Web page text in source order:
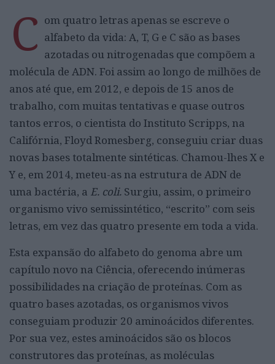
C om quatro letras apenas se escreve o
alfabeto da vida: A, T, G e C são as bases
azotadas ou nitrogenadas que compõem a
molécula de ADN. Foi assim ao longo de milhões de
anos até que, em 2012, e depois de 15 anos de
trabalho, com muitas tentativas e quase outros
tantos erros, o cientista do Instituto Scripps, na
Califórnia, Floyd Romesberg, conseguiu criar duas
novas bases totalmente sintéticas. Chamou-lhes X e
Y e, em 2014, meteu-as na estrutura de ADN de
uma bactéria, a E. coli. Surgiu, assim, o primeiro
organismo vivo semissintético, “escrito” com seis
letras, em vez das quatro presente em toda a vida.
Esta expansão do alfabeto do genoma abre um
capítulo novo na Ciência, oferecendo inúmeras
possibilidades na criação de proteínas. Com as
quatro bases azotadas, os organismos vivos
conseguiam produzir 20 aminoácidos diferentes.
Por sua vez, estes aminoácidos são os blocos
construtores das proteínas, as moléculas